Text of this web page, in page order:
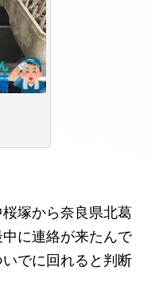
塚から奈良県北葛
に連絡が来たんで
でに回れると判断